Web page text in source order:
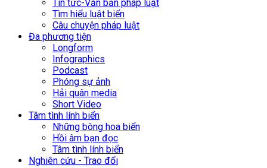
Tin tức-Văn bản pháp luật
Tìm hiểu luật biển
Câu chuyện pháp luật
Đa phương tiện
Longform
Infographics
Podcast
Phóng sự ảnh
Hải quân media
Short Video
Tâm tình lính biển
Những bông hoa biển
Hồi âm bạn đọc
Tâm tình lính biển
Nghiên cứu - Trao đổi